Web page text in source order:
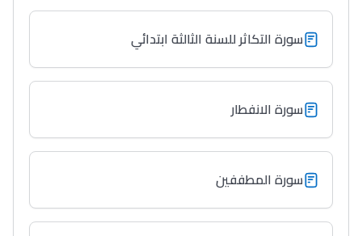
سورة التكاثر للسنة الثالثة ابتدائي
سورة الانفطار
سورة المطففين